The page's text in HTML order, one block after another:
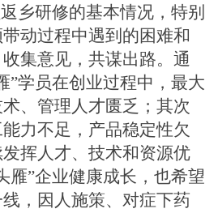
乡研修的基本情况，特别
动过程中遇到的困难和
集意见，共谋出路。通
”学员在创业过程中，最大
、管理 人才匮乏 ；其次
力不足，产品稳定性欠
挥人才、技术和资源优
雁”企业健康成长，也希望
，因人施策、对症下药